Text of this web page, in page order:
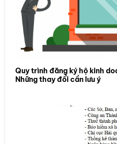
Quy trình đăng ký hộ kinh
Những thay đổi cần lưu ý